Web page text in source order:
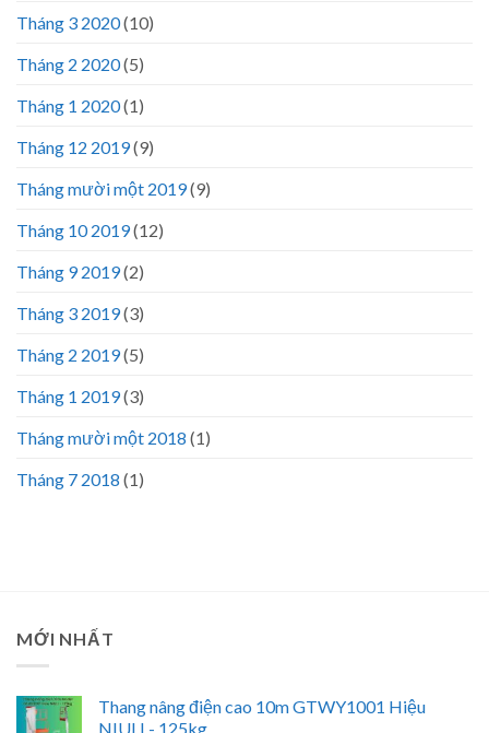
Tháng 3 2020(10)
Tháng 2 2020(5)
Tháng 1 2020(1)
Tháng 12 2019(9)
Tháng mười một 2019(9)
Tháng 10 2019(12)
Tháng 9 2019(2)
Tháng 3 2019(3)
Tháng 2 2019(5)
Tháng 1 2019(3)
Tháng mười một 2018 (1)
Tháng 7 2018 (1)
MỚI NHẤT
Thang nâng điện cao 10m GTWY1001 Hiệu
NIULI - 125kg